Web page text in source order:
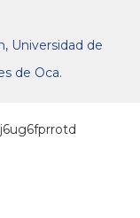
Universidad de
de Oca.